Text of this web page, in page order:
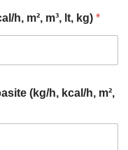
h, m², m³, lt, kg) *
(kg/h, kcal/h, m²,